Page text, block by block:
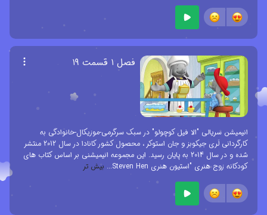
فصل ۱ قسمت ۱۹
انیمیشن سریالی "الا فیل کوچولو" در سبک سرگرمی-موزیکال-خانوادگی به
کارگردانی لَری جیکوبز و جان استوکر ، محصول کشور کانادا در سال 2012 منتشر
شده و در سال 2014 به پایان رسید. این مجموعه انیمیشنی بر اساس کتاب های
کودکانه زوج هنری "استیون هنری Steven Hen
... بیش تر